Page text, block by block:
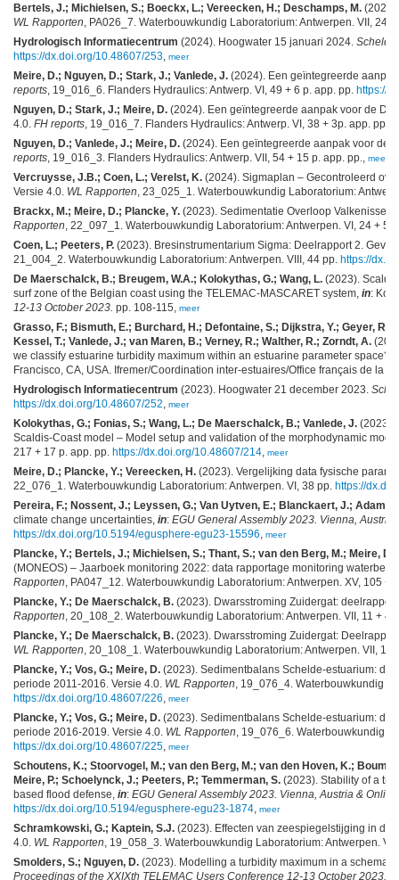
Bertels, J.; Michielsen, S.; Boeckx, L.; Vereecken, H.; Deschamps, M.
WL Rapporten , PA026_7. Waterbouwkundig Laboratorium: Antwerpen. VII, 24
Hydrologisch Informatiecentrum (2024). Hoogwater 15 januari 2024.
https://dx.doi.org/10.48607/253 meer
Meire, D.; Nguyen, D.; Stark, J.; Vanlede, J. (2024). Een geïntegreerde
reports , 19_016_6. Flanders Hydraulics: Antwerp. VI, 49 + 6 p. app. pp. https://
Nguyen, D.; Stark, J.; Meire, D. (2024). Een geïntegreerde aanpak voor de
4.0. FH reports , 19_016_7. Flanders Hydraulics: Antwerp. VI, 38 + 3p. app. pp.
Nguyen, D.; Vanlede, J.; Meire, D. (2024). Een geïntegreerde aanpak voor de
reports , 19_016_3. Flanders Hydraulics: Antwerp. VII, 54 + 15 p. app. pp., meer
Vercruysse, J.B.; Coen, L.; Verelst, K. (2024). Sigmaplan – Gecontroleerd
Versie 4.0. WL Rapporten , 23_025_1. Waterbouwkundig Laboratorium:
Brackx, M.; Meire, D.; Plancke, Y. (2023). Sedimentatie Overloop Valkenisse:
Rapporten , 22_097_1. Waterbouwkundig Laboratorium: Antwerpen. VI, 24 + 5
Coen, L.; Peeters, P. (2023). Bresinstrumentarium Sigma: Deelrapport 2.
21_004_2. Waterbouwkundig Laboratorium: Antwerpen. VIII, 44 pp. https://
De Maerschalck, B.; Breugem, W.A.; Kolokythas, G.; Wang, L. (2023).
surf zone of the Belgian coast using the TELEMAC-MASCARET system, in:
12-13 October 2023. pp. 108-115, meer
Grasso, F.; Bismuth, E.; Burchard, H.; Defontaine, S.; Dijkstra, Y.; Geyer,
Kessel, T.; Vanlede, J.; van Maren, B.; Verney, R.; Walther, R.; Zorndt, A.
we classify estuarine turbidity maximum within an estuarine parameter
Francisco, CA, USA. Ifremer/Coordination inter-estuaires/Office français de la
Hydrologisch Informatiecentrum (2023). Hoogwater 21 december 2023.
https://dx.doi.org/10.48607/252
meer
Kolokythas, G.; Fonias, S.; Wang, L.; De Maerschalck, B.; Vanlede, J. (2023).
Scaldis-Coast model – Model setup and validation of the morphodynamic
217 + 17 p. app. pp. https://dx.doi.org/10.48607/214 meer
Meire, D.; Plancke, Y.; Vereecken, H. (2023). Vergelijking data fysische
22_076_1. Waterbouwkundig Laboratorium: Antwerpen. VI, 38 pp. https://
Pereira, F.; Nossent, J.; Leyssen, G.; Van Uytven, E.; Blanckaert, J.; Adams,
climate change uncertainties, in: EGU General Assembly 2023. Vienna,
https://dx.doi.org/10.5194/egusphere-egu23-15596
meer
Plancke, Y.; Bertels, J.; Michielsen, S.; Thant, S.; van den Berg, M.; Meire,
(MONEOS) – Jaarboek monitoring 2022: data rapportage monitoring
Rapporten , PA047_12. Waterbouwkundig Laboratorium: Antwerpen. XV, 105 +
Plancke, Y.; De Maerschalck, B. (2023). Dwarsstroming Zuidergat:
Rapporten , 20_108_2. Waterbouwkundig Laboratorium: Antwerpen. VII, 11 +
Plancke, Y.; De Maerschalck, B. (2023). Dwarsstroming Zuidergat:
WL Rapporten , 20_108_1. Waterbouwkundig Laboratorium: Antwerpen. VII, 11
Plancke, Y.; Vos, G.; Meire, D. (2023). Sedimentbalans Schelde-estuarium:
periode 2011-2016. Versie 4.0. WL Rapporten , 19_076_4. Waterbouwkundig
https://dx.doi.org/10.48607/226
meer
Plancke, Y.; Vos, G.; Meire, D. (2023). Sedimentbalans Schelde-estuarium:
periode 2016-2019. Versie 4.0. WL Rapporten , 19_076_6. Waterbouwkundig
https://dx.doi.org/10.48607/225 meer
Schoutens, K.; Stoorvogel, M.; van den Berg, M.; van den Hoven, K.;
Meire, P.; Schoelynck, J.; Peeters, P.; Temmerman, S. (2023). Stability of a
based flood defense, in: EGU General Assembly 2023. Vienna, Austria &
https://dx.doi.org/10.5194/egusphere-egu23-1874 meer
Schramkowski, G.; Kaptein, S.J. (2023). Effecten van zeespiegelstijging in de
4.0. WL Rapporten , 19_058_3. Waterbouwkundig Laboratorium: Antwerpen.
Smolders, S.; Nguyen, D. (2023). Modelling a turbidity maximum in a
Proceedings of the XXIXth TELEMAC Users Conference 12-13 October 2023.